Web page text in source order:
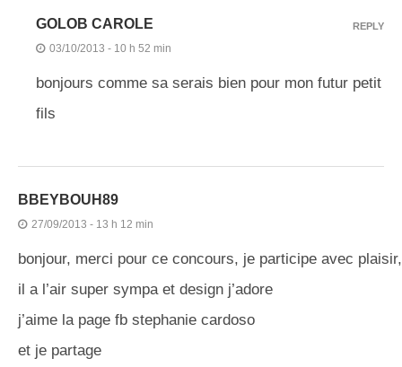
GOLOB CAROLE
03/10/2013 - 10 h 52 min
bonjours comme sa serais bien pour mon futur petit
fils
REPLY
BBEYBOUH89
27/09/2013 - 13 h 12 min
bonjour, merci pour ce concours, je participe avec plaisir,
il a l’air super sympa et design j’adore
j’aime la page fb stephanie cardoso
et je partage